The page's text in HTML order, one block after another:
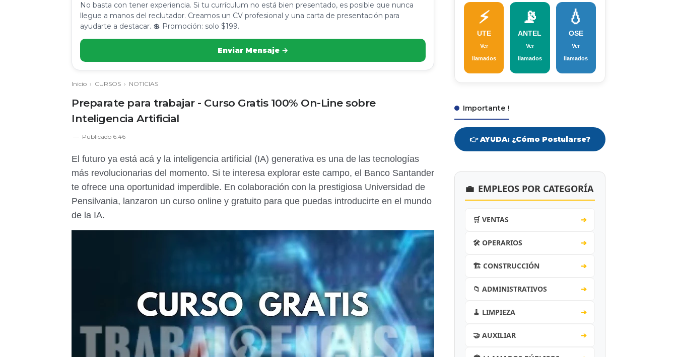
No basta con tener experiencia. Si tu currículum no está bien presentado, es posible que nunca
llegue a manos del reclutador. Creamos un CV profesional y una carta de presentación para
ayudarte a destacar. 💲 Promoción: solo $199.
Enviar Mensaje →
Inicio › CURSOS › NOTICIAS
Preparate para trabajar - Curso Gratis 100% On-Line sobre
Inteligencia Artificial
Publicado 6:46
El futuro ya está acá y la inteligencia artificial (IA) generativa es una de las tecnologías
más revolucionarias del momento. Si te interesa explorar este campo, el Banco Santander
te ofrece una oportunidad imperdible. En colaboración con la prestigiosa Universidad de
Pensilvania, lanzaron un curso online y gratuito para que puedas introducirte en el mundo
de la IA.
⚡
UTE
Ver
llamados
📡
ANTEL
Ver
llamados
💧
OSE
Ver
llamados
Importante !
👉 AYUDA: ¿Cómo Postularse?
💼 EMPLEOS POR CATEGORÍA
🛒 VENTAS ➔
🛠️ OPERARIOS ➔
🏗️ CONSTRUCCIÓN ➔
📁 ADMINISTRATIVOS ➔
🧹 LIMPIEZA ➔
🤝 AUXILIAR ➔